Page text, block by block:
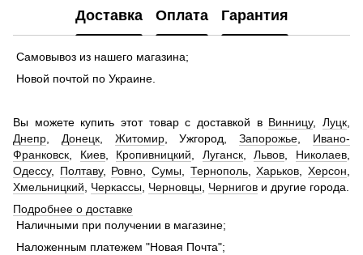
Доставка Оплата Гарантия
Самовывоз из нашего магазина;
Новой почтой по Украине.
Вы можете купить этот товар с доставкой в Винницу,Луцк
Днепр
Донецк, Житомир, Ужгород,Запорожье
Ивано-
Франковск
Киев, Кропивницкий Луганск,Львов Николаев
Одессу, Полтаву, Ровно ,Сумы Тернополь,Харьков ,Херсон
Хмельницкий
Черкассы Черновцы Чернигов и другие города.
Подробнее о доставке
Наличными при получении в магазине;
Наложенным платежем "Новая Почта";